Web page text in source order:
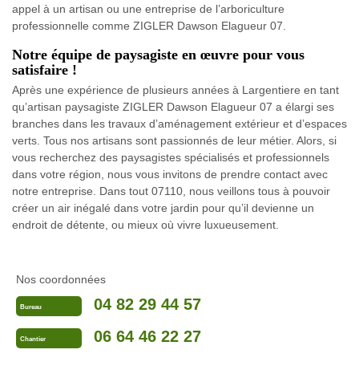
appel à un artisan ou une entreprise de l’arboriculture
professionnelle comme ZIGLER Dawson Elagueur 07.
Notre équipe de paysagiste en œuvre pour vous
satisfaire !
Après une expérience de plusieurs années à Largentiere en tant
qu’artisan paysagiste ZIGLER Dawson Elagueur 07 a élargi ses
branches dans les travaux d’aménagement extérieur et d’espaces
verts. Tous nos artisans sont passionnés de leur métier. Alors, si
vous recherchez des paysagistes spécialisés et professionnels
dans votre région, nous vous invitons de prendre contact avec
notre entreprise. Dans tout 07110, nous veillons tous à pouvoir
créer un air inégalé dans votre jardin pour qu’il devienne un
endroit de détente, ou mieux où vivre luxueusement.
Nos coordonnées
Bureau 04 82 29 44 57
Chantier 06 64 46 22 27